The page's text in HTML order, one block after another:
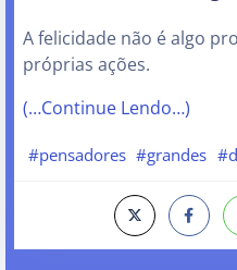
A felicidade não é algo
próprias ações.
(…Continue Lendo…)
#pensadores #grandes